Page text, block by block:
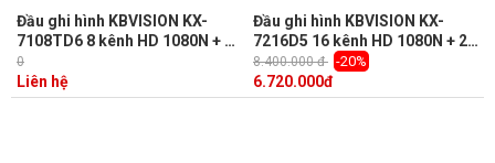
Đầu ghi hình KBVISION KX-
7108TD6 8 kênh HD 1080N + 2
kênh IP, 1 Sata, Audio 1/1,
Onvif, kết nối 5 in 1
0
Liên hệ
Đầu ghi hình KBVISION KX-
7216D5 16 kênh HD 1080N + 2
kênh IP, 2 Sata, Audio, Onvif,
kết nối 5 in 1
8.400.000 đ -20%
6.720.000đ